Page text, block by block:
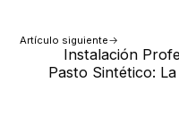
Artículo siguiente
Instalación
Pasto Sintético: